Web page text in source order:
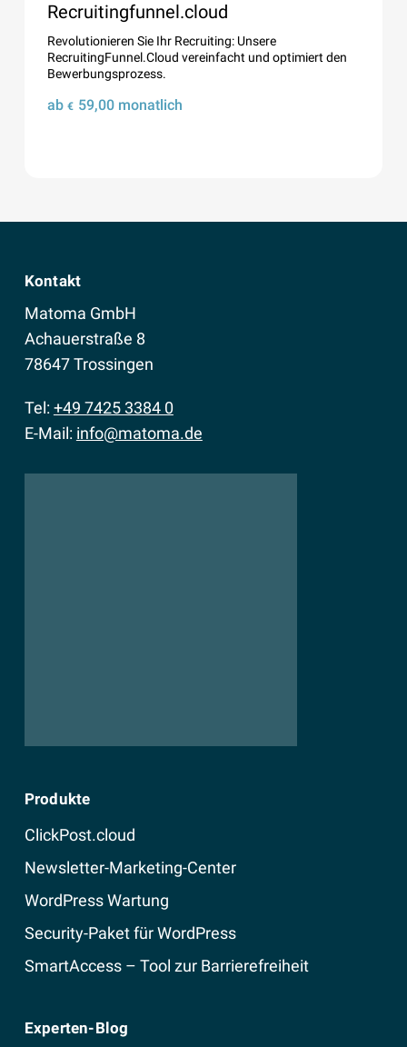
Recruitingfunnel.cloud
Revolutionieren Sie Ihr Recruiting: Unsere
RecruitingFunnel.Cloud vereinfacht und optimiert den
Bewerbungsprozess.
ab € 59,00monatlich
Kontakt
Matoma GmbH
Achauerstraße 8
78647 Trossingen
Tel:+49 7425 3384 0
E-Mail: info@matoma.de
Produkte
ClickPost.cloud
Newsletter-Marketing-Center
WordPress Wartung
Security-Paket für WordPress
SmartAccess – Tool zur Barrierefreiheit
Experten-Blog